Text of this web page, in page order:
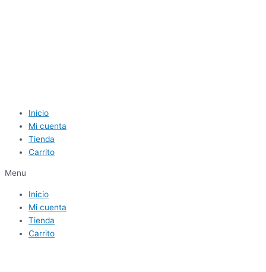
Inicio
Mi cuenta
Tienda
Carrito
Menu
Inicio
Mi cuenta
Tienda
Carrito